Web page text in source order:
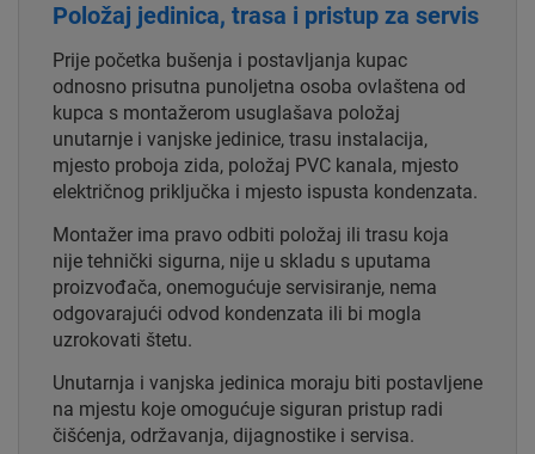
Položaj jedinica, trasa i pristup za servis
Prije početka bušenja i postavljanja kupac
odnosno prisutna punoljetna osoba ovlaštena od
kupca s montažerom usuglašava položaj
unutarnje i vanjske jedinice, trasu instalacija,
mjesto proboja zida, položaj PVC kanala, mjesto
električnog priključka i mjesto ispusta kondenzata.
Montažer ima pravo odbiti položaj ili trasu koja
nije tehnički sigurna, nije u skladu s uputama
proizvođača, onemogućuje servisiranje, nema
odgovarajući odvod kondenzata ili bi mogla
uzrokovati štetu.
Unutarnja i vanjska jedinica moraju biti postavljene
na mjestu koje omogućuje siguran pristup radi
čišćenja, održavanja, dijagnostike i servisa.